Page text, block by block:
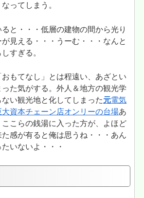
ってしまう。
と・・・低層の建物の間から光り
見える・・・うーむ・・・なんと
すぎる。
もてなし」とは程遠い、あざとい
た気がする。外人＆地方の観光学
い観光地と化してしまった元電気
大資本チェーン店オンリーの台場あ
こらの銭湯に入った方が、よほど
た感が有ると俺は思うね・・・あん
いないよ・・・